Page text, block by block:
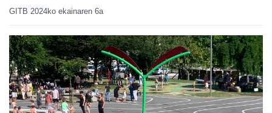
GITB 2024ko ekainaren 6a